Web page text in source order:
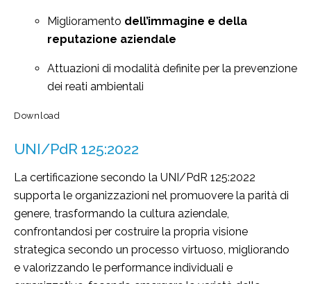
Miglioramento dell’immagine e della
reputazione aziendale
Attuazioni di modalità definite per la prevenzione
dei reati ambientali
Download
UNI/PdR 125:2022
La certificazione secondo la UNI/PdR 125:2022
supporta le organizzazioni nel promuovere la parità di
genere, trasformando la cultura aziendale,
confrontandosi per costruire la propria visione
strategica secondo un processo virtuoso, migliorando
e valorizzando le performance individuali e